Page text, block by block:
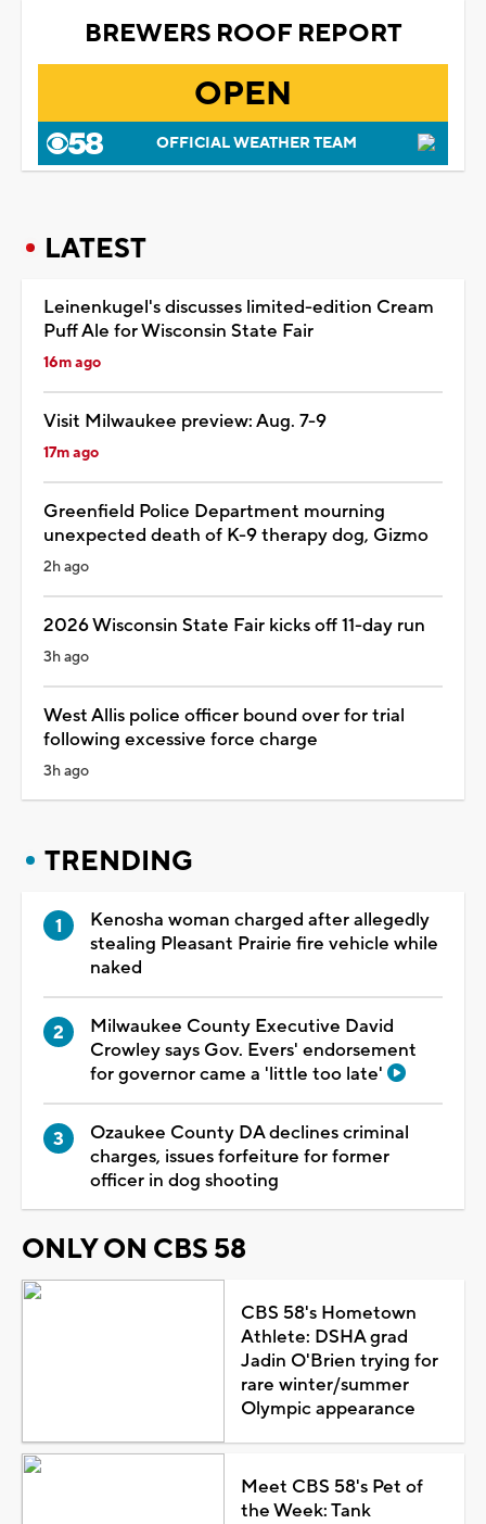
BREWERS ROOF REPORT
OPEN
OFFICIAL WEATHER TEAM
LATEST
Leinenkugel's discusses limited-edition Cream
Puff Ale for Wisconsin State Fair
16m ago
Visit Milwaukee preview: Aug. 7-9
17m ago
Greenfield Police Department mourning
unexpected death of K-9 therapy dog, Gizmo
2h ago
2026 Wisconsin State Fair kicks off 11-day run
3h ago
West Allis police officer bound over for trial
following excessive force charge
3h ago
TRENDING
Kenosha woman charged after allegedly
stealing Pleasant Prairie fire vehicle while
naked
Milwaukee County Executive David
Crowley says Gov. Evers' endorsement
for governor came a 'little too late'
Ozaukee County DA declines criminal
charges, issues forfeiture for former
officer in dog shooting
ONLY ON CBS 58
CBS 58's Hometown
Athlete: DSHA grad
Jadin O'Brien trying for
rare winter/summer
Olympic appearance
Meet CBS 58's Pet of
the Week: Tank